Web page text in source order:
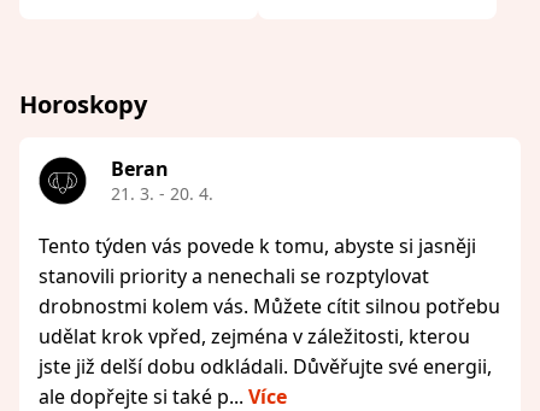
Horoskopy
Beran
21. 3. - 20. 4.
Tento týden vás povede k tomu, abyste si jasněji
stanovili priority a nenechali se rozptylovat
drobnostmi kolem vás. Můžete cítit silnou potřebu
udělat krok vpřed, zejména v záležitosti, kterou
jste již delší dobu odkládali. Důvěřujte své energii,
ale dopřejte si také p... Více